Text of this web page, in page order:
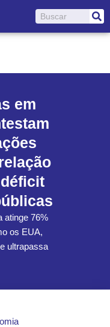
Pesquisar
em
atinge 76%
os EUA,
ultrapassa